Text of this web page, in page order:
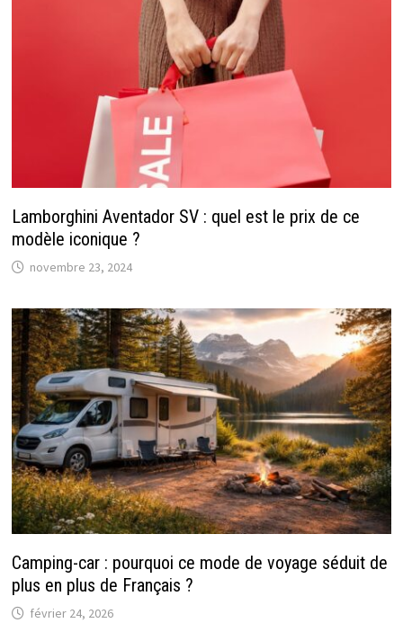
Lamborghini Aventador SV : quel est le prix de ce
modèle iconique ?
novembre 23, 2024
Camping-car : pourquoi ce mode de voyage séduit de
plus en plus de Français ?
février 24, 2026